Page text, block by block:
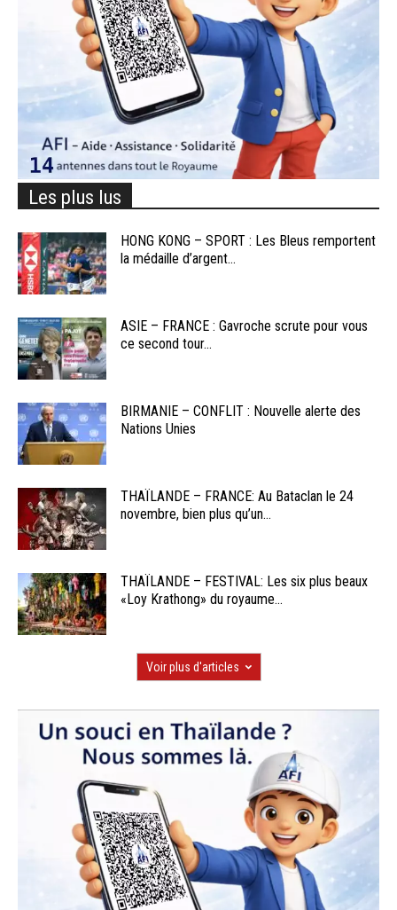
Les plus lus
HONG KONG – SPORT : Les Bleus remportent
la médaille d’argent...
ASIE – FRANCE : Gavroche scrute pour vous
ce second tour...
BIRMANIE – CONFLIT : Nouvelle alerte des
Nations Unies
THAÏLANDE – FRANCE: Au Bataclan le 24
novembre, bien plus qu’un...
THAÏLANDE – FESTIVAL: Les six plus beaux
«Loy Krathong» du royaume...
Voir plus d'articles